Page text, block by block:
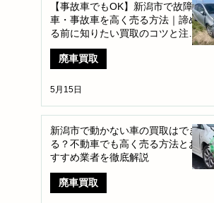
【事故車でもOK】新潟市で故障
車・事故車を高く売る方法｜諦め
る前に知りたい買取のコツと注意
点
廃車買取
5月15日
新潟市で動かない車の買取はでき
る？不動車でも高く売る方法とお
すすめ業者を徹底解説
廃車買取